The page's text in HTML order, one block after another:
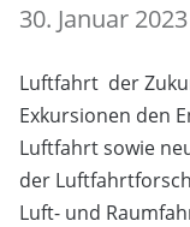
30. Januar
Luftfahrt der
Exkursionen den
Luftfahrt sowie
der
Luft- und